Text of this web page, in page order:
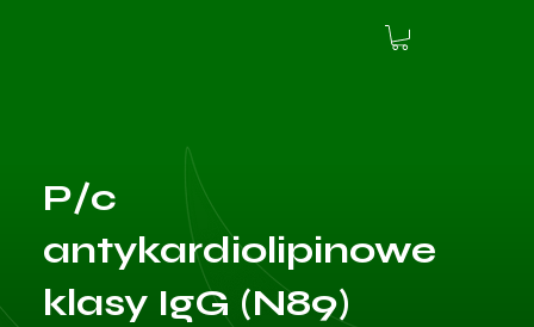
P/c
antykardiolipinowe
klasy IgG (N89)